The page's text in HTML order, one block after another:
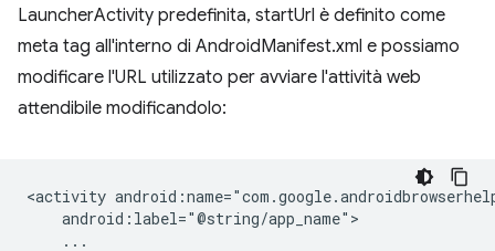
LauncherActivity predefinita, startUrl è definito come
meta tag all'interno di AndroidManifest.xml e possiamo
modificare l'URL utilizzato per avviare l'attività web
attendibile modificandolo:
<activity